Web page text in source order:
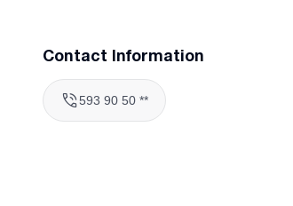
Contact Information
593 90 50 **